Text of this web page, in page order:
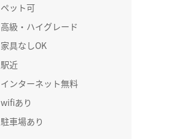
ペット可
高級・ハイグレード
家具なしOK
駅近
インターネット無料
wifiあり
駐車場あり